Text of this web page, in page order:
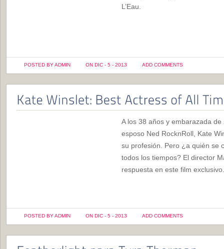
L’Eau.
POSTED BY ADMIN ON DIC - 5 - 2013 ADD COMMENTS
A los 38 años y embarazada
esposo Ned RocknRoll, Kate
su profesión. Pero ¿a quién se
todos los tiempos? El director
respuesta en este film exclusivo.
POSTED BY ADMIN ON DIC - 5 - 2013 ADD COMMENTS